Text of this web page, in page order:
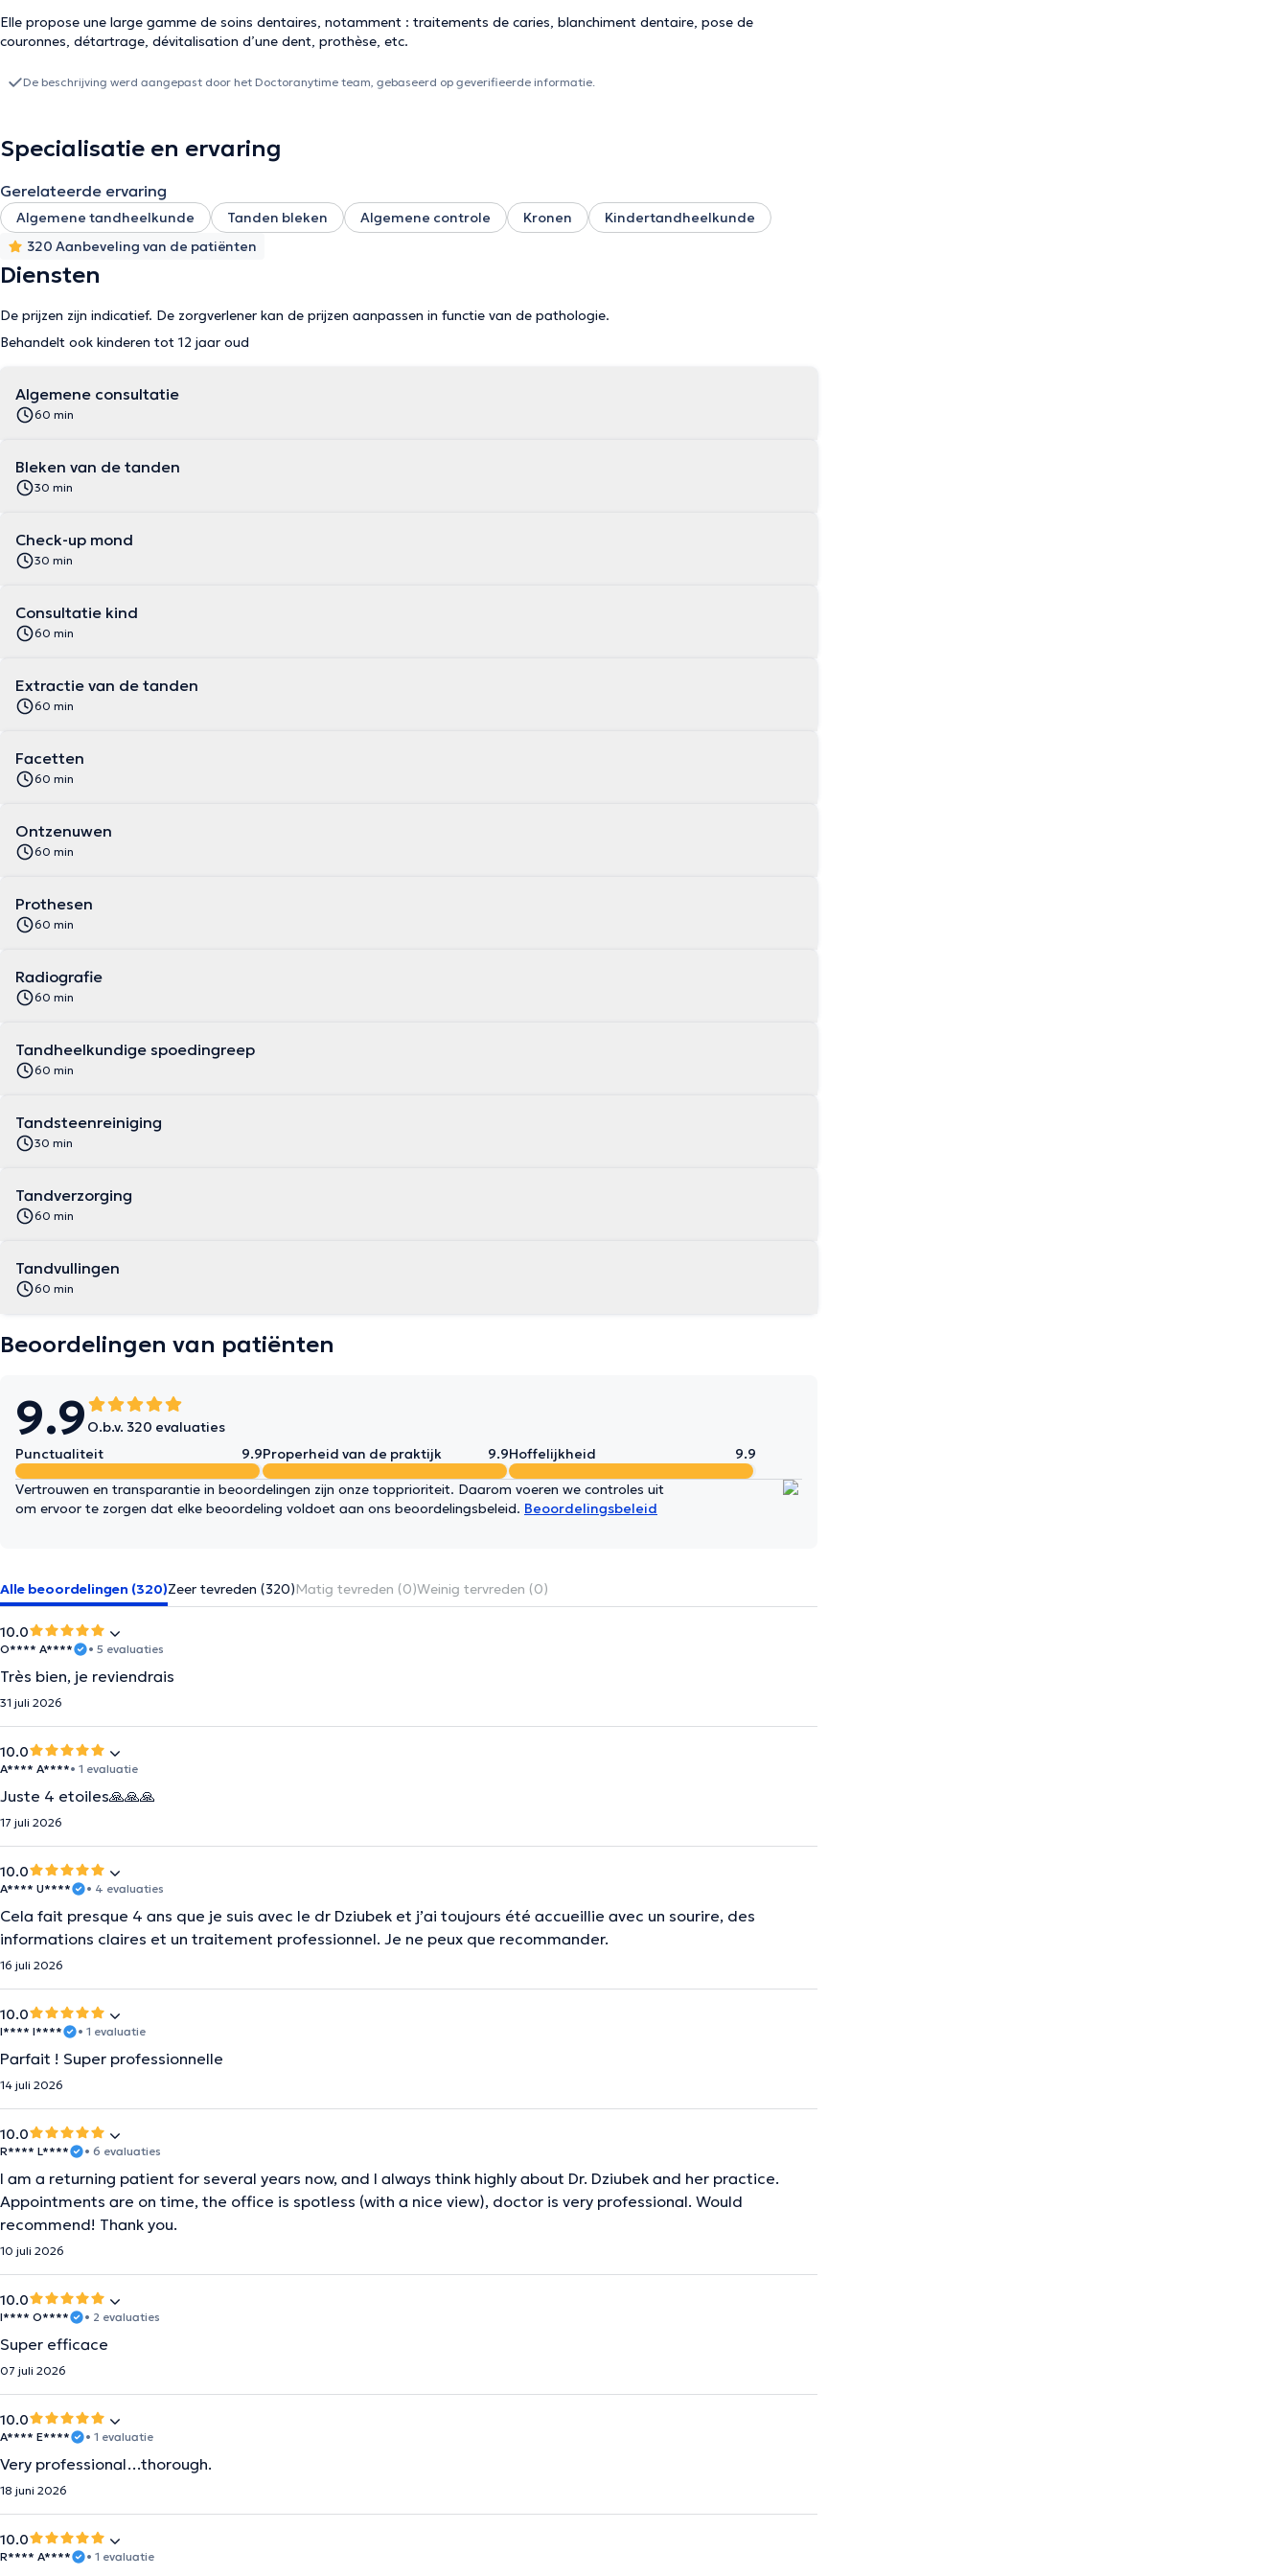
Elle propose une large gamme de soins dentaires, notamment : traitements de caries, blanchiment dentaire, pose de
couronnes, détartrage, dévitalisation d’une dent, prothèse, etc.
De beschrijving werd aangepast door het Doctoranytime team, gebaseerd op geverifieerde informatie.
Specialisatie en ervaring
Gerelateerde ervaring
Algemene tandheelkunde Tanden bleken Algemene controle Kronen
Kindertandheelkunde
320 Aanbeveling van de patiënten
Diensten
De prijzen zijn indicatief. De zorgverlener kan de prijzen aanpassen in functie van de pathologie.
Behandelt ook kinderen tot 12 jaar oud
Algemene consultatie
60 min
Bleken van de tanden
30 min
Check-up mond
30 min
Consultatie kind
60 min
Extractie van de tanden
60 min
Facetten
60 min
Ontzenuwen
60 min
Prothesen
60 min
Radiografie
60 min
Tandheelkundige spoedingreep
60 min
Tandsteenreiniging
30 min
Tandverzorging
60 min
Tandvullingen
60 min
Beoordelingen van patiënten
9.9 O.b.v. 320 evaluaties
Punctualiteit
9.9Properheid van de praktijk 9.9Hoffelijkheid 9.9
Vertrouwen en transparantie in beoordelingen zijn onze topprioriteit. Daarom voeren we controles uit
om ervoor te zorgen dat elke beoordeling voldoet aan ons beoordelingsbeleid. Beoordelingsbeleid
Alle beoordelingen (320)Zeer tevreden (320)Matig tevreden (0)Weinig tervreden (0)
10.0
O**** A**** • 5 evaluaties
Très bien, je reviendrais
31 juli 2026
10.0
A**** A****• 1 evaluatie
Juste 4 etoiles🙏🙏🙏
17 juli 2026
10.0
A**** U**** • 4 evaluaties
Cela fait presque 4 ans que je suis avec le dr Dziubek et j’ai toujours été accueillie avec un sourire, des
informations claires et un traitement professionnel. Je ne peux que recommander.
16 juli 2026
10.0
I**** I**** • 1 evaluatie
Parfait ! Super professionnelle
14 juli 2026
10.0
R**** L**** • 6 evaluaties
I am a returning patient for several years now, and I always think highly about Dr. Dziubek and her practice.
Appointments are on time, the office is spotless (with a nice view), doctor is very professional. Would
recommend! Thank you.
10 juli 2026
10.0
I**** O**** • 2 evaluaties
Super efficace
07 juli 2026
10.0
A**** E**** • 1 evaluatie
Very professional…thorough.
18 juni 2026
10.0
R**** A**** • 1 evaluatie